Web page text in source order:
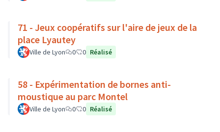
71 - Jeux coopératifs sur l'aire de jeux de la
place Lyautey
Ville de Lyon 0 0 Réalisé
58 - Expérimentation de bornes anti-
moustique au parc Montel
Ville de Lyon 0 0 Réalisé